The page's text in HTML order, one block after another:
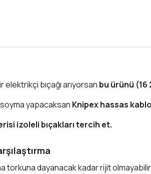
bıçağı arıyorsan bu ürünü (16
yapacaksan Knipex hassas
izoleli bıçakları tercih et.
torkuna dayanacak kadar rijit